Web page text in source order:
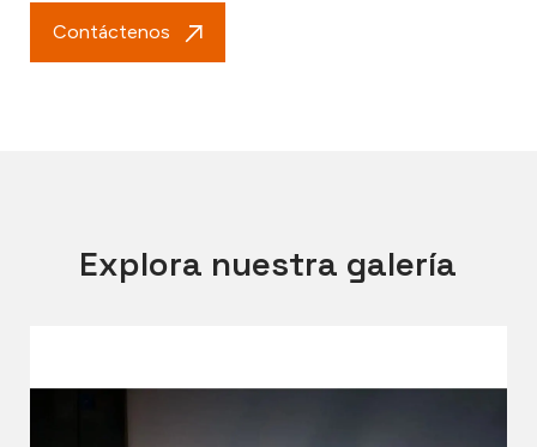
Contáctenos
Explora nuestra galería